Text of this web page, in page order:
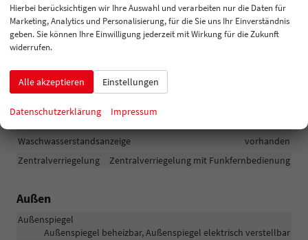
Park Distance Control vorne, Park Distance Control hinten,
Rückfahrkamera
Lenkung
Servolenkung
Lichtsensor, Nebelscheinwerfer, LED-Scheinwerfer, LED-
Tagfahrlicht, Voll-LED Scheinwerfer
Waschwasserstandsanzeige
vorhanden
Zentralverriegelung
Zentralverriegelung mit Funkfernbedienung
Außen
Außenspiegel
Außenspiegel beheizbar, Außenspiegel elektrisch verstellbar
Hierbei berücksichtigen wir Ihre Auswahl und verarbeiten nur die Daten für
Marketing, Analytics und Personalisierung, für die Sie uns Ihr Einverständnis
geben. Sie können Ihre Einwilligung jederzeit mit Wirkung für die Zukunft
widerrufen.
Alle akzeptieren Einstellungen
Datenschutzerklärung Impressum